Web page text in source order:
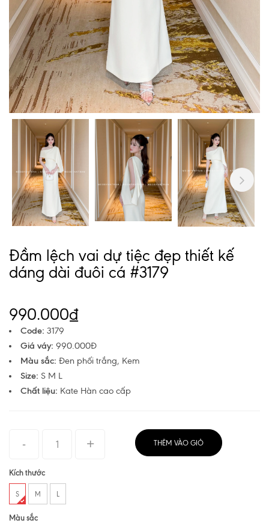
Next
Đầm lệch vai dự tiệc đẹp thiết kế
dáng dài đuôi cá #3179
990.000₫
Code: 3179
Giá váy: 990.000Đ
Màu sắc: Đen phối trắng, Kem
Size: S M L
Chất liệu: Kate Hàn cao cấp
Kích thước
S M L
Màu sắc
THÊM VÀO GIỎ